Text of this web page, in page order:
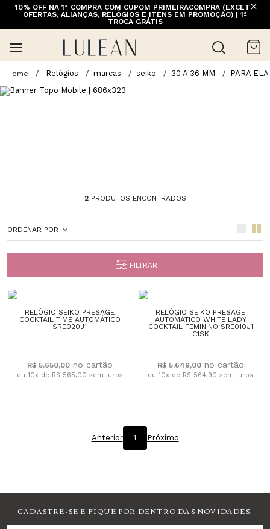
10% OFF NA 1ª COMPRA COM CUPOM PRIMEIRACOMPRA (EXCETO
OFERTAS, ALIANÇAS, RELÓGIOS E ITENS EM PROMOÇÃO) | 1ª
TROCA GRÁTIS
Relógios marcas seiko 30 A 36 MM PARA ELA
2PRODUTOS ENCONTRADOS
ORDENAR POR
FILTRAR
RELÓGIO SEIKO PRESAGE
COCKTAIL TIME AUTOMÁTICO
SRE020J1
R$ 5.650,00
ou 10x de R$ 565,00 sem juros
RELÓGIO SEIKO PRESAGE
AUTOMÁTICO WHITE LADY
COCKTAIL FEMININO SRE010J1
C1SK
R$ 5.649,00
ou 10x de R$ 564,90 sem juros
Anterior 1 Próximo
CADASTRE-SE E FIQUE POR DENTRO DAS NOVIDADES.